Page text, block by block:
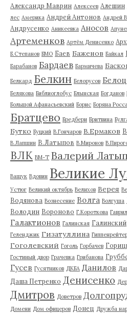
Александр Маврин Алексеев Алешин
лес Америка Андрей Антонов Андрей
Андрусенко Аникеевка Аносов
Артеменков Артём Денисенко
Б.Степанов БМО Баев Баженов Байкал
Барабанов Бардаев Бармичева
Белкард Белкин Белорусов
Белякова Библиоглобус Блынская Богданов
Большой Афанасьевский Борис Боряна
Братцево Бредбери Бритвина
Бутко Буцкий В.Гончаров В.Ермаков
В.Лапшин В.Латыпов В.Миронов
ВЛК ВМ-Т Валерий
Ващук Вдовин Великие
Устюг Великий октябрь Велихов Верея
Водянова Вознесение Волга Волгуша
Володин Вороново Г.Короткова
Галактионов Галинская Галинский
Геленджик Гизатуллина
Гоголевский Гоголь Горбачев
Гостиный двор Грачевка Грибанова
Гусев Гусятников ДКБА Данилов
Даша Петренко Денисенко
Дмитров Доветров
Домени Дом офицеров Донец Дружба